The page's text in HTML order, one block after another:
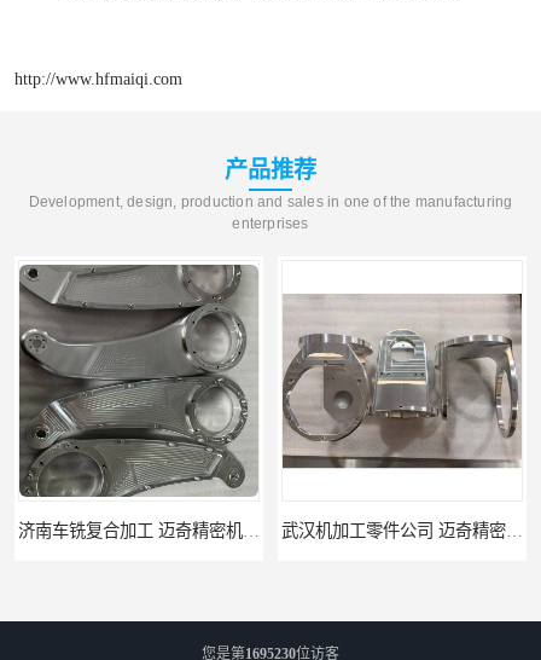
http://www.hfmaiqi.com
产品推荐
Development, design, production and sales in one of the manufacturing
enterprises
您是第1695230位访客